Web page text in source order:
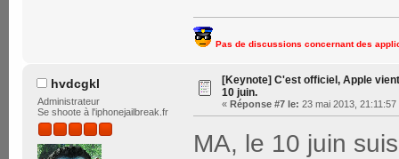
Pas de discussions concernant des
hvdcgkl
Administrateur
Se shoote à l'iphonejailbreak.fr
[Keynote] C'est officiel, Apple
10 juin.
« Réponse #7 le: 23 mai 2013, 21:11:57
MA, le 10 juin